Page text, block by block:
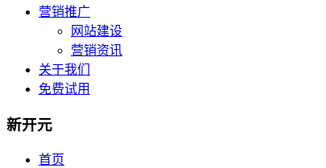
营销推广
网站建设
营销资讯
关于我们
免费试用
新开元
首页